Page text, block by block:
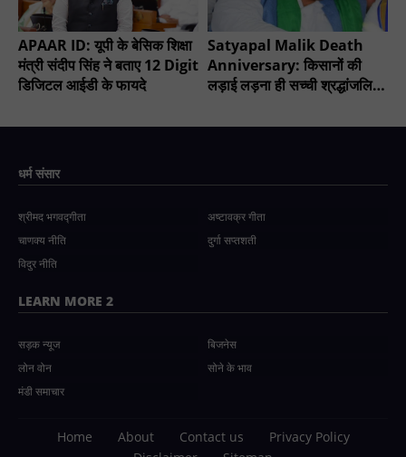
APAAR ID: यूपी के बेसिक शिक्षा
मंत्री संदीप सिंह ने बताए 12 Digit
डिजिटल आईडी के फायदे
Satyapal Malik Death
Anniversary: किसानों की
लड़ाई लड़ना ही सच्ची श्रद्धांजलि -
धर्म संसार
श्रीमद भगवद्गीता
अष्टावक्र गीता
चाणक्य नीति
दुर्गा सप्तशती
विदुर नीति
LEARN MORE 2
सड़क न्यूज
बिजनेस
लोन वोन
सोने के भाव
मंडी समाचार
Home About Contact us
Privacy Policy